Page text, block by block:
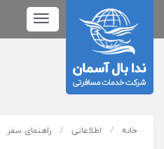
خانه اطلاعاتی راهنمای سفر